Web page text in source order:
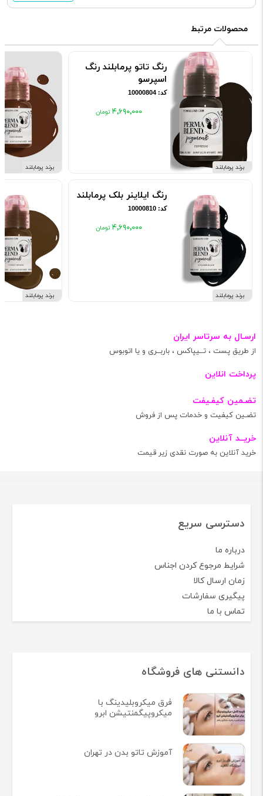
محصولات مرتبط
برند پرمابلند
رنگ تاتو پرمابلند رنگ
اسپرسو
کد: 10000804
۴٬۶۹۰٬۰۰۰
برند پرمابلند
رنگ ایلاینر بلک پرمابلند
کد: 10000810
۴٬۶۹۰٬۰۰۰
برند پرمابلند
برند پرمابلند
ارسـال به سرتاسر ایران
از طریق پست ، تــیپاکس ، باربــری و یا اتوبوس
پرداخت انلاین
تضـمین کیفـیفت
تضـین کیفیت و خدمات پس از فروش
خریــد آنلاین
خرید آنلاین به صورت نقدی زیر قیمت
دسترسی سریع
درباره ما
شرایط مرجوع کردن اجناس
زمان ارسال کالا
پیگیری سفارشات
تماس با ما
دانستنی های فروشگاه
فرق میکروبلیدینگ با
میکروپیگمنتیشن ابرو
آموزش تاتو بدن در تهران